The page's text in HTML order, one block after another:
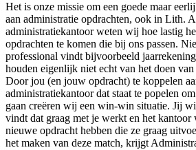
Het is onze missie om een goede maar
aan administratie opdrachten, ook in Lith.
administratiekantoor weten wij hoe lastig
opdrachten te komen die bij ons passen.
professional vindt bijvoorbeeld
houden eigenlijk niet echt van het doen
Door jou (en jouw opdracht) te koppelen
administratiekantoor dat staat te popelen
gaan creëren wij een win-win situatie. Jij
vindt dat graag met je werkt en het kantoor
nieuwe opdracht hebben die ze graag
het maken van deze match, krijgt